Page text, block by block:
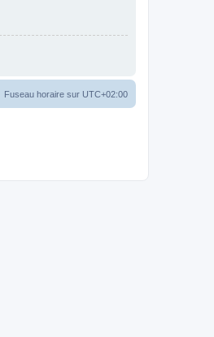
Fuseau horaire sur UTC+02:00